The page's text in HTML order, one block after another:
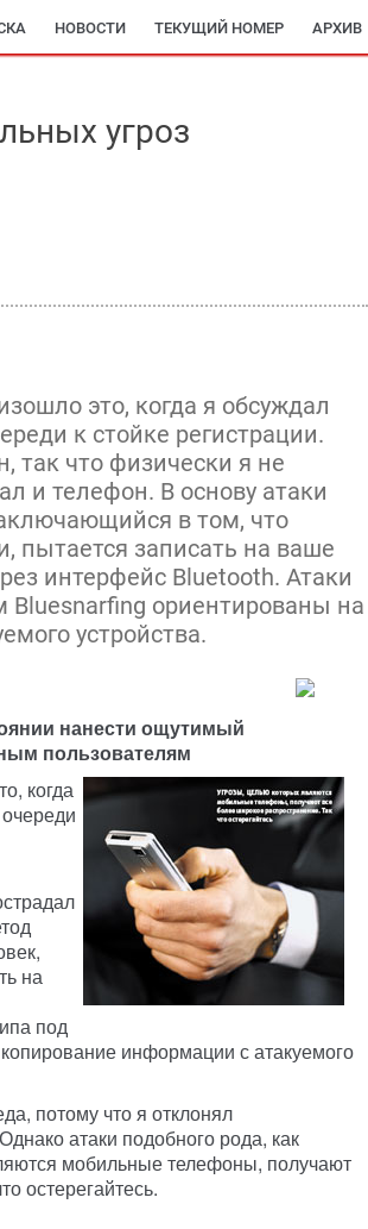
НОВОСТИ ТЕКУЩИЙ НОМЕР АРХИВ
угроз
это, когда я обсуждал
к стойке регистрации.
так что физически я не
и телефон. В основу атаки
в том, что
пытается записать на ваше
интерфейс Bluetooth. Атаки
Bluesnarfing ориентированы на
устройства.
нанести ощутимый
пользователям
когда
на
под
информации с атакуемого
потому что я отклонял
атаки подобного рода, как
мобильные телефоны, получают
остерегайтесь.